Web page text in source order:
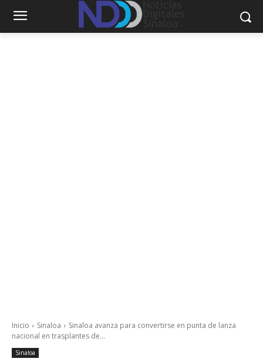
Inicio Sinaloa
Sinaloa avanza para convertirse en punta de lanza
nacional en trasplantes de...
Sinaloa